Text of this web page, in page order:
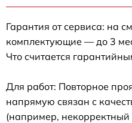
Гарантия от сервиса: на
комплектующие — до 3
Что считается
Для работ: Повторное
напрямую связан с
(например, некорректный